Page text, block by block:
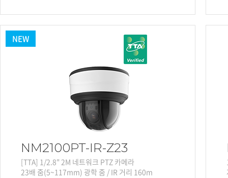
NEW
NM2100PT-IR-Z23
[TTA] 1/2.8" 2M 네트워크 PTZ 카메라
23배 줌(5~117mm) 광학 줌 / IR 거리 160m